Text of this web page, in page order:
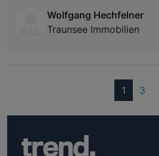
Wolfgang Hechfelner
Traunsee Immobilien
1 (current)
3